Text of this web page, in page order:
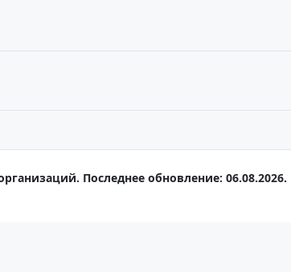
Последнее обновление: 06.08.2026.